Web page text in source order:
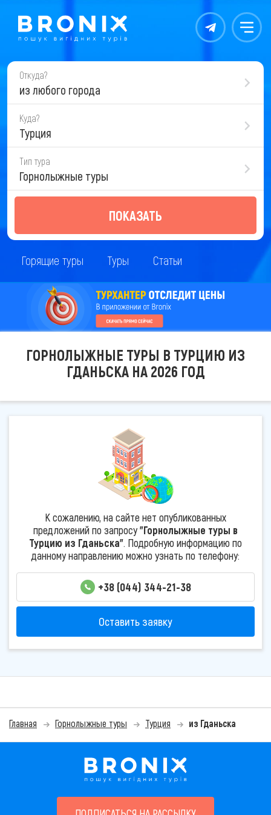
Контакты Меню
Откуда?
из любого города
Куда?
Турция
Тип тура
Горнолыжные туры
ПОКАЗАТЬ
Горящие туры Туры Статьи
ГОРНОЛЫЖНЫЕ ТУРЫ В ТУРЦИЮ ИЗ
ГДАНЬСКА НА 2026 ГОД
К сожалению, на сайте нет опубликованных
предложений по запросу"Горнолыжные туры в
Турцию из Гданьска". Подробную информацию по
данному направлению можно узнать по телефону:
+38 (044) 344-21-38
Оставить заявку
Главная Горнолыжные туры Турция из Гданьска